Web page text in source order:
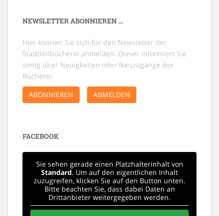
NEWSLETTER ABONNIEREN …
Hier können Sie sich für den Newsletter der
Stadtteilbücherei anmelden. Dieser informiert Sie
stetig über Neuigkeiten oder Neuzugänge der
Bücherei.
ABONNIEREN
ABMELDEN
FACEBOOK
Sie sehen gerade einen Platzhalterinhalt von
Standard. Um auf den eigentlichen Inhalt
zuzugreifen, klicken Sie auf den Button unten.
Bitte beachten Sie, dass dabei Daten an
Drittanbieter weitergegeben werden.